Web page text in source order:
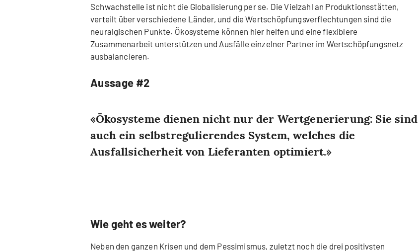
Schwachstelle ist nicht die Globalisierung per se. Die Vielzahl an Produktionsstätten,
verteilt über verschiedene Länder, und die Wertschöpfungsverflechtungen sind die
neuralgischen Punkte. Ökosysteme können hier helfen und eine flexiblere
Zusammenarbeit unterstützen und Ausfälle einzelner Partner im Wertschöpfungsnetz
ausbalancieren.
Aussage #2
Ökosysteme dienen nicht nur der Wertgenerierung: Sie sind
auch ein selbstregulierendes System, welches die
Ausfallsicherheit von Lieferanten optimiert.
Wie geht es weiter?
Neben den ganzen Krisen und dem Pessimismus, zuletzt noch die drei positivsten